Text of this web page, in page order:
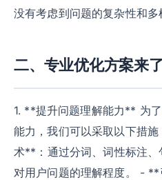
没有考虑到问题的复杂性和多
二、专业优化方案来了
1. **提升问题理解能力** 为
能力，我们可以采取以下措
术**：通过分词、词性标注
对用户问题的理解程度。 -